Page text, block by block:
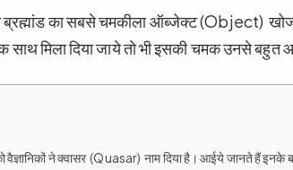
ब्रह्मांड का सबसे चमकीला ऑब्जेक्ट (Object)
मिला दिया जाये तो भी इसकी चमक उनसे बहुत
ने क्वासर (Quasar) नाम दिया है। आईये जानते हैं इनके